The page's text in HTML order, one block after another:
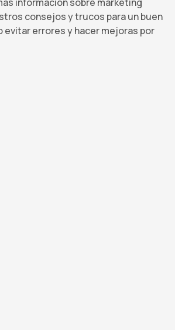
consejos y trucos para un buen
evitar errores y hacer mejoras por